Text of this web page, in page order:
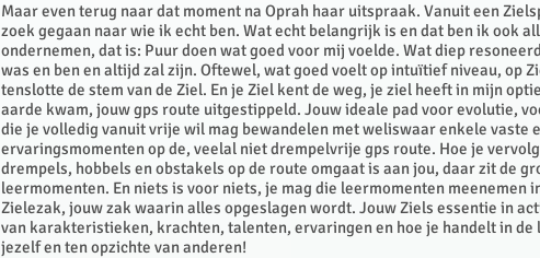
Maar even terug naar dat moment na Oprah haar uitspraak. Vanuit een
zoek gegaan naar wie ik echt ben. Wat echt belangrijk is en dat ben ik ook
ondernemen, dat is: Puur doen wat goed voor mij voelde. Wat diep
was en ben en altijd zal zijn. Oftewel, wat goed voelt op intuïtief niveau, op
tenslotte de stem van de Ziel. En je Ziel kent de weg, je ziel heeft in mijn
aarde kwam, jouw gps route uitgestippeld. Jouw ideale pad voor evolutie,
die je volledig vanuit vrije wil mag bewandelen met weliswaar enkele vaste
ervaringsmomenten op de, veelal niet drempelvrije gps route. Hoe je
drempels, hobbels en obstakels op de route omgaat is aan jou, daar zit de
leermomenten. En niets is voor niets, je mag die leermomenten meenemen
Zielezak, jouw zak waarin alles opgeslagen wordt. Jouw Ziels essentie in
van karakteristieken, krachten, talenten, ervaringen en hoe je handelt in de
jezelf en ten opzichte van anderen!